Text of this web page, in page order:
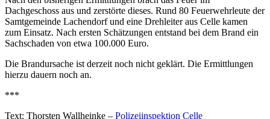
Dachgeschoss aus und zerstörte dieses. Rund 80 Feuerwehrleute der
Samtgemeinde Lachendorf und eine Drehleiter aus Celle kamen
zum Einsatz. Nach ersten Schätzungen entstand bei dem Brand ein
Sachschaden von etwa 100.000 Euro.
Die Brandursache ist derzeit noch nicht geklärt. Die Ermittlungen
hierzu dauern noch an.
***
Text: Thorsten Wallheinke – Polizeiinspektion Celle